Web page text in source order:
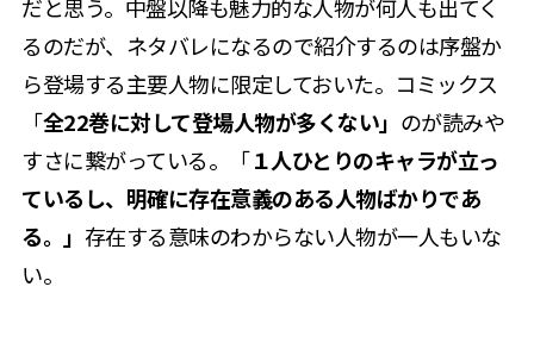
だと思う。中盤以降も魅力的な人物が何人も出てく
るのだが、ネタバレになるので紹介するのは序盤か
ら登場する主要人物に限定しておいた。コミックス
「全22巻に対して登場人物が多くない」 のが読みや
すさに繋がっている。「１人ひとりのキャラが立っ
ているし、明確に存在意義のある人物ばかりであ
る。」 存在する意味のわからない人物が一人もいな
い。